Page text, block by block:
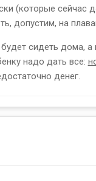
(которые сейчас
допустим, на
сидеть дома, а
надо дать все:
денег.